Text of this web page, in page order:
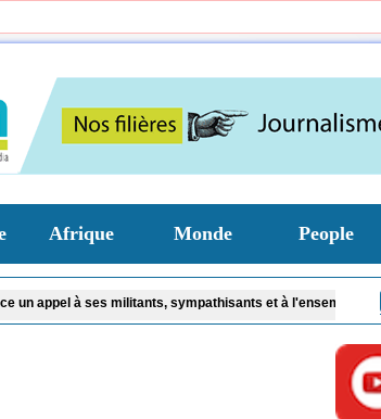
Afrique Monde People
militants, sympathisants et à l'ensemble des citoyens